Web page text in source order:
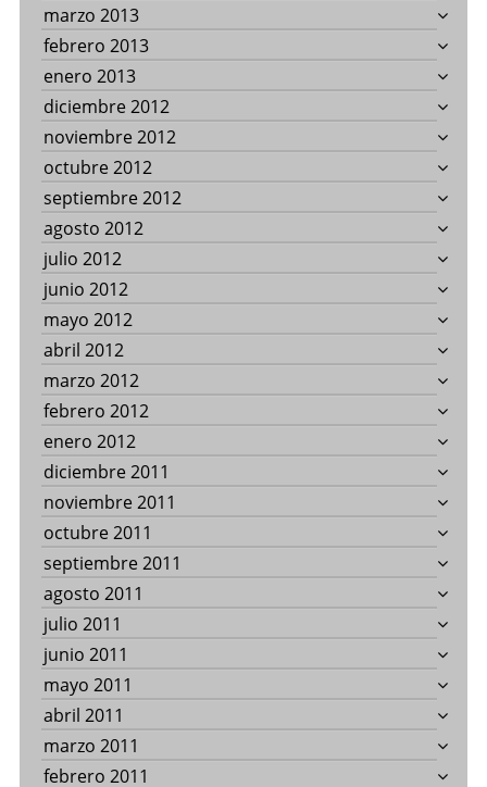
marzo 2013
febrero 2013
enero 2013
diciembre 2012
noviembre 2012
octubre 2012
septiembre 2012
agosto 2012
julio 2012
junio 2012
mayo 2012
abril 2012
marzo 2012
febrero 2012
enero 2012
diciembre 2011
noviembre 2011
octubre 2011
septiembre 2011
agosto 2011
julio 2011
junio 2011
mayo 2011
abril 2011
marzo 2011
febrero 2011